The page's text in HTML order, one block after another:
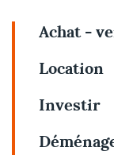
Achat -
Location
Investir